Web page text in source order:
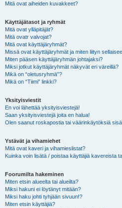
Mitä ovat aiheiden kuvakkeet?
Käyttäjätasot ja ryhmät
Mitä ovat ylläpitäjät?
Mitä ovatr valvojat?
Mitä ovat käyttäjäryhmät?
Missä ovat käyttäjäryhmät ja miten liityn
Miten pääsen käyttäjäryhmän johtajaksi?
Miksi jotkut käyttäjäryhmät näkyvät eri väreillä?
Mikä on “oletusryhmä”?
Mikä on “Tiimi” linkki?
Yksityisviestit
En voi lähettää yksityisviestejä!
Saan yksityisviestejä joita en halua!
Olen saanut roskapostia tai väärinkäytöksiä
Ystävät ja vihamiehet
Mitä ovat kaveri ja vihamieslistat?
Kuinka voin lisätä / poistaa käyttäjiä kavereista
Foorumilta hakeminen
Miten etsin alueelta tai alueilta?
Miksi hakuni ei löytänyt mitään?
Miksi haku johti tyhjään sivuun!?
Miten etsin käyttäjiä?